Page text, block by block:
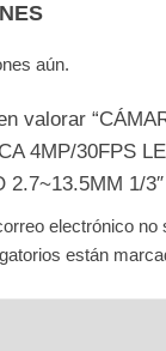
aún.
valorar
4MP/30FPS
2.7~13.5MM 1/
electrónico no
están